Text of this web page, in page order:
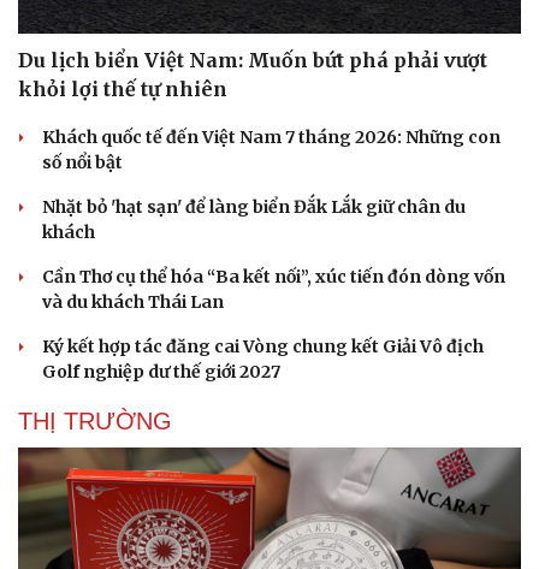
Cải chính
Du lịch biển Việt Nam: Muốn bứt phá phải vượt
khỏi lợi thế tự nhiên
Khách quốc tế đến Việt Nam 7 tháng 2026: Những con
số nổi bật
Nhặt bỏ 'hạt sạn' để làng biển Đắk Lắk giữ chân du
khách
Cần Thơ cụ thể hóa “Ba kết nối”, xúc tiến đón dòng vốn
và du khách Thái Lan
Ký kết hợp tác đăng cai Vòng chung kết Giải Vô địch
Golf nghiệp dư thế giới 2027
THỊ TRƯỜNG